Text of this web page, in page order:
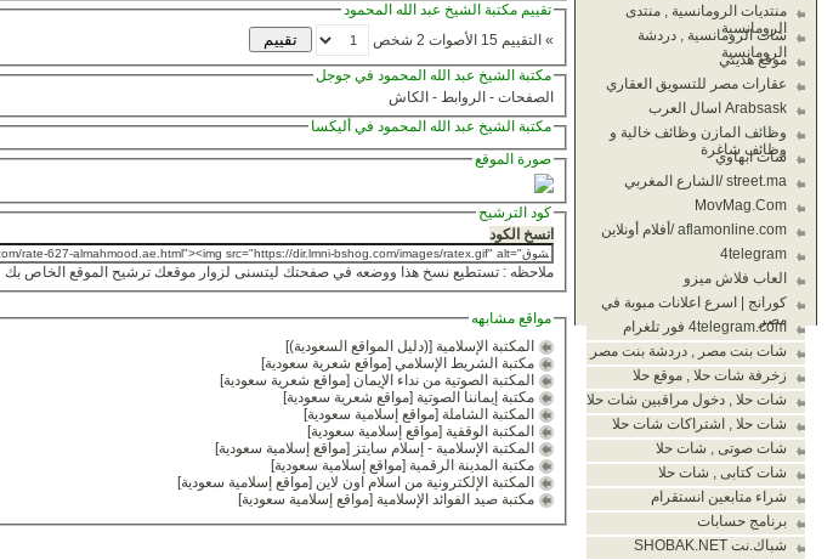
منتديات الرومانسية , منتدى
الرومانسية
شات الرومانسية , دردشة
الرومانسية
موقع هديتي
عقارات مصر للتسويق العقاري
Arabsask اسال العرب
وظائف المازن وظائف خالية و
وظائف شاغرة
شات ابهاوي
street.ma /الشارع المغربي
MovMag.Com
aflamonline.com /أفلام أونلاين
4telegram
العاب فلاش ميزو
كورانج | اسرع اعلانات مبوبة في
مصر
4telegram.com فور تلغرام
شات بنت مصر , دردشة بنت مصر
زخرفة شات حلا , موقع حلا
شات حلا , دخول مراقبين شات حلا
شات حلا , اشتراكات شات حلا
شات صوتى , شات حلا
شات كتابى , شات حلا
شراء متابعين انستقرام
برنامج حسابات
شباك.نت SHOBAK.NET
تقييم مكتبة الشيخ عبد الله المحمود
» التقييم 15 الأصوات 2 شخص
مكتبة الشيخ عبد الله المحمود في جوجل
الصفحات - الروابط - الكاش
مكتبة الشيخ عبد الله المحمود في أليكسا
صورة الموقع
كود الترشيح
انسخ الكود
ملاحظه : تستطيع نسخ هذا ووضعه في صفحتك ليتسنى لزوار موقعك ترشيح الموقع الخاص بك
مواقع مشابهه
المكتبة الإسلامية [(دليل المواقع السعودية)]
مكتبة الشريط الإسلامي [مواقع شعرية سعودية]
المكتبة الصوتية من نداء الإيمان [مواقع شعرية سعودية]
مكتبة إيماننا الصوتية [مواقع شعرية سعودية]
المكتبة الشاملة [مواقع إسلامية سعودية]
المكتبة الوقفية [مواقع إسلامية سعودية]
المكتبة الإسلامية - إسلام سايتز [مواقع إسلامية سعودية]
مكتبة المدينة الرقمية [مواقع إسلامية سعودية]
المكتبة الإلكترونية من اسلام اون لاين [مواقع إسلامية سعودية]
مكتبة صيد الفوائد الإسلامية [مواقع إسلامية سعودية]